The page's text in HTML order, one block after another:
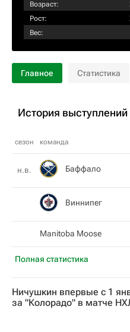
Возраст:
Рост:
Вес:
Главное Статистика
История выступлений
сезон команда
Полная статистика
н.в. Баффало
Виннипег
Manitoba Moose
Ничушкин впервые с 1
за "Колорадо" в матче